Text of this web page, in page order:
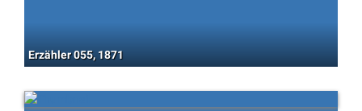
Erzähler 055, 1871